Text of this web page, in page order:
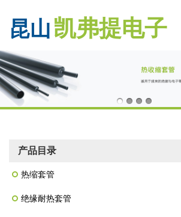
昆山 凯弗提电子
产品目录
热缩套管
绝缘耐热套管